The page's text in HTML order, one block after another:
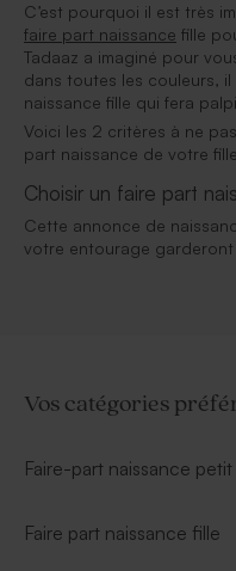
C’est pourquoi il est très
faire part naissance fille
Tadaaz a imaginé pour
dans toutes les couleurs,
naissance fille qui fera
Voici les 2 critères à ne
part naissance de votre
Choisir un faire part
Cette annonce de
votre entourage garderont
Vos catégories
Faire-part naissance petit
Faire part naissance fille